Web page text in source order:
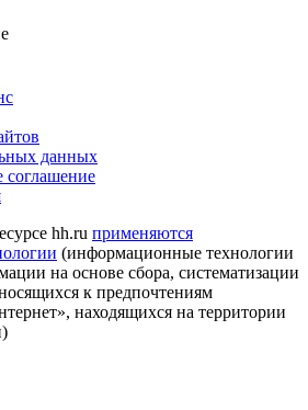
данных
соглашение
hh.ru применяются
(информационные технологии
на основе сбора, систематизации
к предпочтениям
находящихся на территории